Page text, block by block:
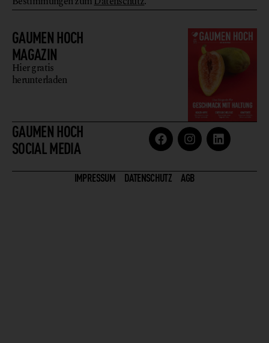
GAUMEN HOCH
MAGAZIN
Hier gratis
herunterladen
GAUMEN HOCH
SOCIAL MEDIA
IMPRESSUM DATENSCHUTZ AGB